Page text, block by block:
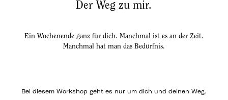
Der Weg zu mir.
Ein Wochenende ganz für dich. Manchmal ist es an der Zeit.
Manchmal hat man das Bedürfnis.
Bei diesem Workshop geht es nur um dich und deinen Weg.